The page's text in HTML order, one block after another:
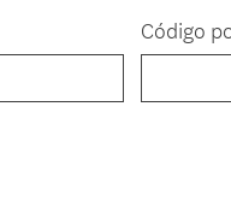
Código